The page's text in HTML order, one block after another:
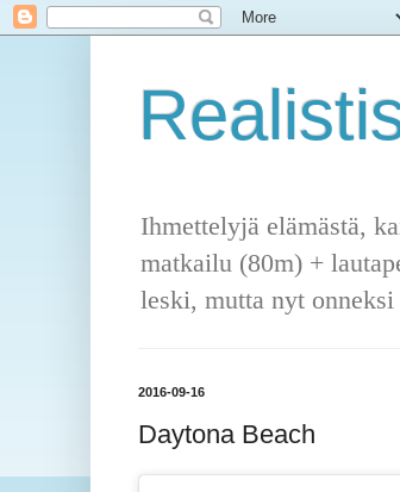
Ihmettelyjä elämästä,
matkailu (80m) +
leski, mutta nyt
2016-09-16
Daytona Beach